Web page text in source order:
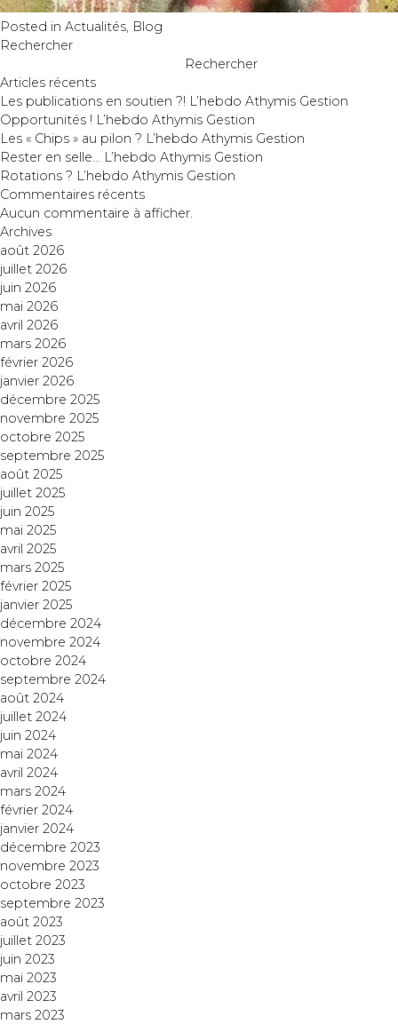
Posted in Actualités, Blog
Rechercher
Rechercher
Articles récents
Les publications en soutien ?! L’hebdo Athymis Gestion
Opportunités ! L’hebdo Athymis Gestion
Les « Chips » au pilon ? L’hebdo Athymis Gestion
Rester en selle… L’hebdo Athymis Gestion
Rotations ? L’hebdo Athymis Gestion
Commentaires récents
Aucun commentaire à afficher.
Archives
août 2026
juillet 2026
juin 2026
mai 2026
avril 2026
mars 2026
février 2026
janvier 2026
décembre 2025
novembre 2025
octobre 2025
septembre 2025
août 2025
juillet 2025
juin 2025
mai 2025
avril 2025
mars 2025
février 2025
janvier 2025
décembre 2024
novembre 2024
octobre 2024
septembre 2024
août 2024
juillet 2024
juin 2024
mai 2024
avril 2024
mars 2024
février 2024
janvier 2024
décembre 2023
novembre 2023
octobre 2023
septembre 2023
août 2023
juillet 2023
juin 2023
mai 2023
avril 2023
mars 2023